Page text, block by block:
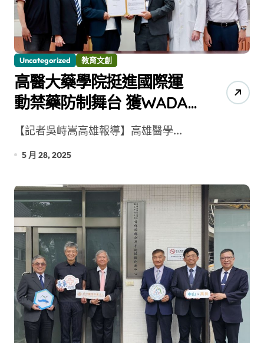
Uncategorized 教育文創
高醫大藥學院挺進國際運
動禁藥防制舞台 獲WADA
補助台灣首件研究案
【記者吳峙嵩高雄報導】高雄醫學...
5 月 28, 2025